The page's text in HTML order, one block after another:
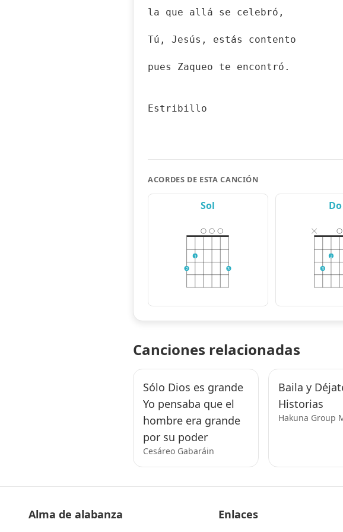
la que allá se celebró,
Tú, Jesús, estás contento
pues Zaqueo te encontró.
Estribillo
ACORDES DE ESTA CANCIÓN
Sol
2
1
3
Do
3
2
Canciones relacionadas
Sólo Dios es grande
Yo pensaba que el
hombre era grande
por su poder
Cesáreo Gabaráin
Baila y
Historias
Hakuna Group
Alma de alabanza Enlaces